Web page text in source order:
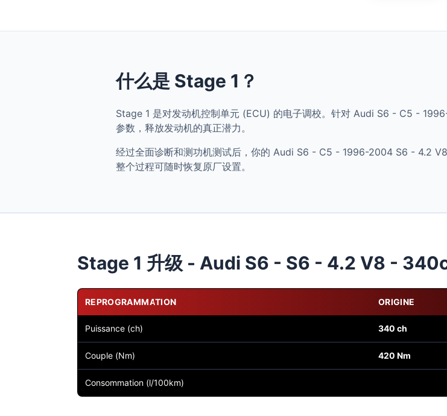
什么是 Stage 1？
Stage 1 是对发动机控制单元 (ECU) 的电子调校。针对 Audi S6 - C5 -
参数，释放发动机的真正潜力。
经过全面诊断和测功机测试后，你的 Audi S6 - C5 - 1996-2004 S6 - 4.2
整个过程可随时恢复原厂设置。
Stage 1 升级 - Audi S6 - S6 - 4.2 V8 -
REPROGRAMMATION ORIGINE
Puissance (ch) 340 ch
Couple (Nm) 420 Nm
Consommation (l/100km)